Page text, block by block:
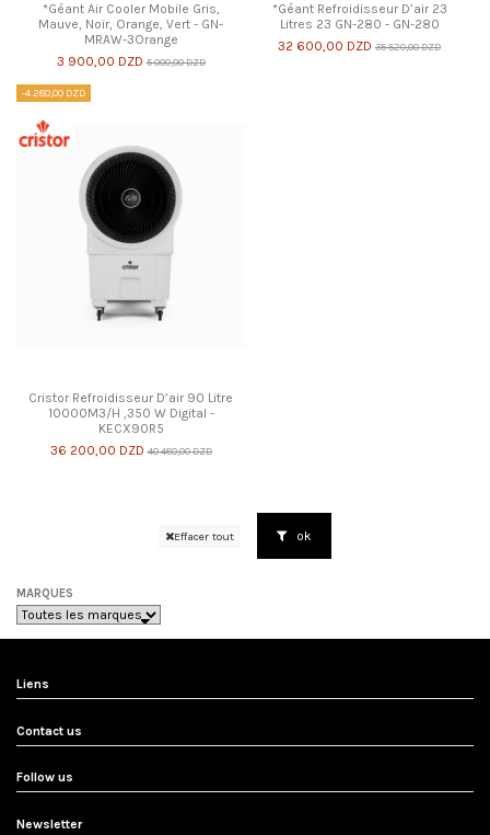
*Géant Air Cooler Mobile Gris,
Mauve, Noir, Orange, Vert - GN-
MRAW-3Orange
3 900,00 DZD 5 000,00 DZD
*Géant Refroidisseur D’air 23
Litres 23 GN-280 - GN-280
32 600,00 DZD 35 520,00 DZD
-4 280,00 DZD
Cristor Refroidisseur D’air 90 Litre
10000M3/H ,350 W Digital -
KECX90R5
36 200,00 DZD 40 480,00 DZD
Effacer tout ok
MARQUES
Liens
Contact us
Follow us
Newsletter